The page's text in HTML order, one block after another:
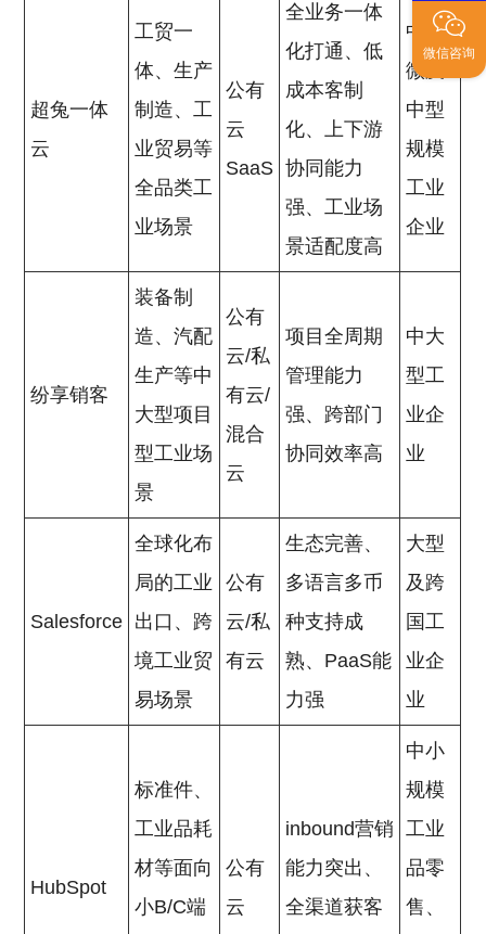
微信咨询
超兔一体
云
工贸一
体、生产
制造、工
业贸易等
全品类工
业场景
公有
云
SaaS
全业务一体
化打通、低
成本客制
化、上下游
协同能力
强、工业场
景适配度高
中小
微及
中型
规模
工业
企业
纷享销客
装备制
造、汽配
生产等中
大型项目
型工业场
景
公有
云/私
有云/
混合
云
项目全周期
管理能力
强、跨部门
协同效率高
中大
型工
业企
业
Salesforce
全球化布
局的工业
出口、跨
境工业贸
易场景
公有
云/私
有云
生态完善、
多语言多币
种支持成
熟、PaaS能
力强
大型
及跨
国工
业企
业
HubSpot
标准件、
工业品耗
材等面向
小B/C端
公有
云
inbound营销
能力突出、
全渠道获客
中小
规模
工业
品零
售、